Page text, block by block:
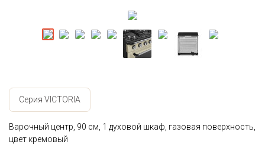
Серия VICTORIA
Варочный центр, 90 см, 1 духовой шкаф, газовая поверхность,
цвет кремовый